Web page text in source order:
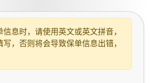
信息时，请使用 英文或英文拼音，
，否则将会导致保单信息出错，